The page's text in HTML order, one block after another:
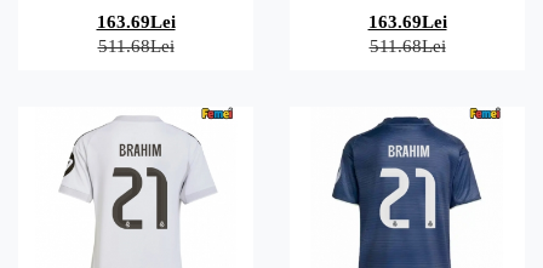
163.69Lei
511.68Lei
163.69Lei
511.68Lei